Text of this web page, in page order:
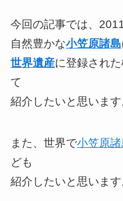
今回の記事では、
自然豊かな小笠原諸島
世界遺産に登録され
て
紹介したいと思います
また、世界で小笠原諸
ども
紹介したいと思います